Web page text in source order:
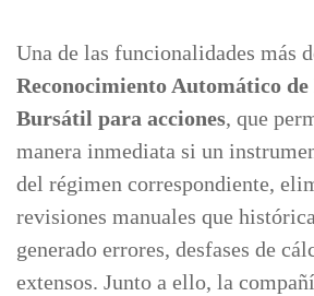
Una de las funcionalidades más
Reconocimiento Automático de
Bursátil para acciones, que
manera inmediata si un
del régimen correspondiente,
revisiones manuales que
generado errores, desfases de
extensos. Junto a ello, la